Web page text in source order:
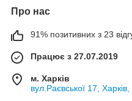
Про нас
91% позитивних з 23
Працює з 27.07.2019
м. Харків
вул.Раєвської 17, Харків,